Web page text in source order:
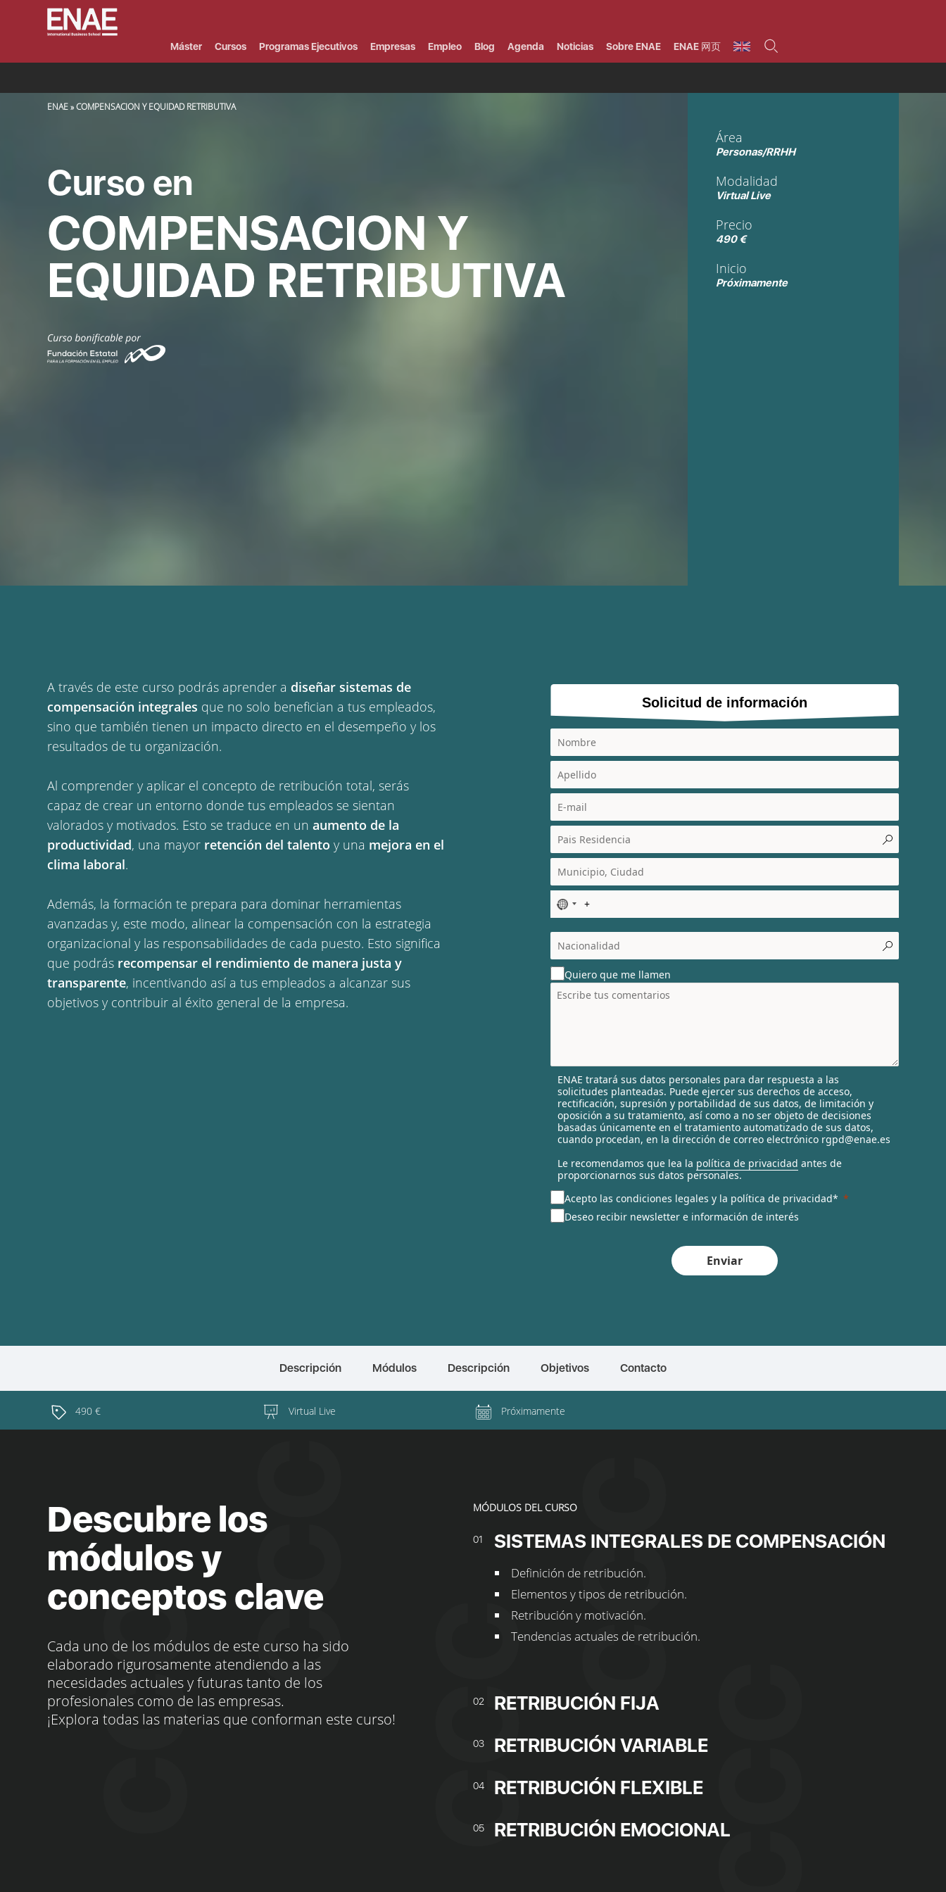
Menú
Superior
(Header)
Bolsa de empleoMáster
Tecnología / Digital /
Comercial / Marketing/
Ventas
Administración de
empresas
Operaciones
Máster Cursos Programas Ejecutivos Empresas Empleo Blog Agenda Noticias Sobre ENAE ENAE 网页
SOBRESCRIBIR ENLACES DE AYUDA A LA NAVEGACIÓN
ENAE COMPENSACION Y EQUIDAD RETRIBUTIVA
Curso en
COMPENSACION Y
EQUIDAD RETRIBUTIVA
Área
Personas/RRHH
Modalidad
Virtual Live
Precio
490 €
Inicio
Próximamente
A través de este curso podrás aprender a diseñar sistemas de
compensación integrales que no solo benefician a tus empleados,
sino que también tienen un impacto directo en el desempeño y los
resultados de tu organización.
Al comprender y aplicar el concepto de retribución total, serás
capaz de crear un entorno donde tus empleados se sientan
valorados y motivados. Esto se traduce en unaumento de la
productividad, una mayor retención del talento y una mejora en el
clima laboral.
Además, la formación te prepara para dominar herramientas
avanzadas y, este modo, alinear la compensación con la estrategia
organizacional y las responsabilidades de cada puesto. Esto significa
que podrás recompensar el rendimiento de manera justa y
transparente, incentivando así a tus empleados a alcanzar sus
objetivos y contribuir al éxito general de la empresa.
Solicitud de información
N
o
c
o
u
n
t
l
e
c
t
e
d
Quiero que me llamen
ENAE tratará sus datos personales para dar respuesta a las
solicitudes planteadas. Puede ejercer sus derechos de acceso,
rectificación, supresión y portabilidad de sus datos, de limitación y
oposición a su tratamiento, así como a no ser objeto de decisiones
basadas únicamente en el tratamiento automatizado de sus datos,
cuando procedan, en la dirección de correo electrónico rgpd@enae.es
Le recomendamos que lea la política de privacidad antes de
proporcionarnos sus datos personales.
Acepto las condiciones legales y la política de privacidad*
Deseo recibir newsletter e información de interés
Enviar
Descripción Módulos Descripción Objetivos Contacto
490 € Virtual Live Próximamente
Descubre los
módulos y
conceptos clave
Cada uno de los módulos de este curso ha sido
elaborado rigurosamente atendiendo a las
necesidades actuales y futuras tanto de los
profesionales como de las empresas.
¡Explora todas las materias que conforman este curso!
MÓDULOS DEL CURSO
01 SISTEMAS INTEGRALES DE COMPENSACIÓN
Definición de retribución.
Elementos y tipos de retribución.
Retribución y motivación.
Tendencias actuales de retribución.
02 RETRIBUCIÓN FIJA
03 RETRIBUCIÓN VARIABLE
04 RETRIBUCIÓN FLEXIBLE
05 RETRIBUCIÓN EMOCIONAL